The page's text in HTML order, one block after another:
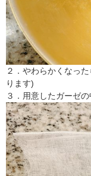
２．やわらかくなっ
ります)
３．用意したガーゼ